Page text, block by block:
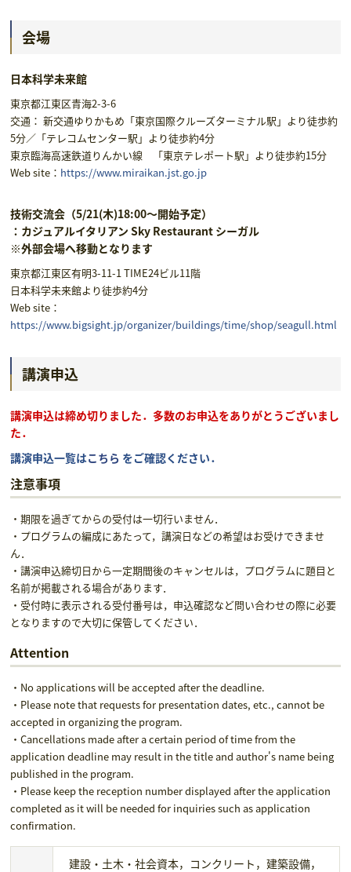
会場
日本科学未来館
東京都江東区青海2-3-6
交通： 新交通ゆりかもめ「東京国際クルーズターミナル駅」より徒歩約
5分／「テレコムセンター駅」より徒歩約4分
東京臨海高速鉄道りんかい線 「東京テレポート駅」より徒歩約15分
Web site： https://www.miraikan.jst.go.jp
技術交流会（5/21(木)18:00～開始予定）
：カジュアルイタリアン Sky Restaurant シーガル
※外部会場へ移動となります
東京都江東区有明3-11-1 TIME24ビル11階
日本科学未来館より徒歩約4分
Web site：
https://www.bigsight.jp/organizer/buildings/time/shop/seagull.html
講演申込
講演申込は締め切りました．多数のお申込をありがとうございまし
た．
講演申込一覧はこちら をご確認ください．
注意事項
・期限を過ぎてからの受付は一切行いません．
・プログラムの編成にあたって，講演日などの希望はお受けできませ
ん．
・講演申込締切日から一定期間後のキャンセルは，プログラムに題目と
名前が掲載される場合があります．
・受付時に表示される受付番号は，申込確認など問い合わせの際に必要
となりますので大切に保管してください．
Attention
・No applications will be accepted after the deadline.
・Please note that requests for presentation dates, etc., cannot be
accepted in organizing the program.
・Cancellations made after a certain period of time from the
application deadline may result in the title and author's name being
published in the program.
・Please keep the reception number displayed after the application
completed as it will be needed for inquiries such as application
confirmation.
建設・土木・社会資本，コンクリート，建築設備，